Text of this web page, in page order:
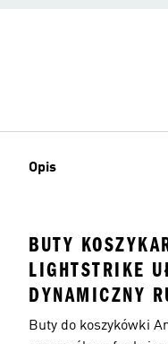
Opis
BUTY
LIGHTSTRIKE
DYNAMICZNY
Buty do koszykówki